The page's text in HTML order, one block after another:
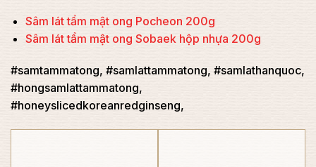
Sâm lát tẩm mật ong Pocheon 200g
Sâm lát tẩm mật ong Sobaek hộp nhựa 200g
#samtammatong, #samlattammatong, #samlathanquoc,
#hongsamlattammatong,
#honeyslicedkoreanredginseng,